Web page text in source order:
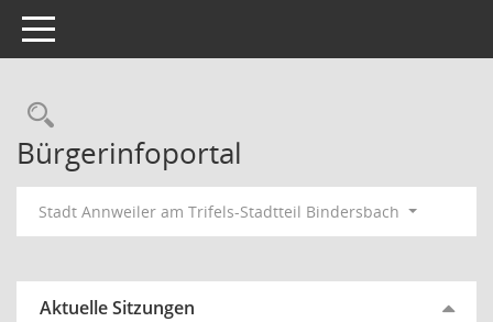
Toggle navigation
Rechercheauswahl
Bürgerinfoportal
Stadt Annweiler am Trifels-Stadtteil Bindersbach
Aktuelle Sitzungen